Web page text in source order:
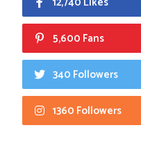
5,600 Fans
340 Followers
1360 Followers